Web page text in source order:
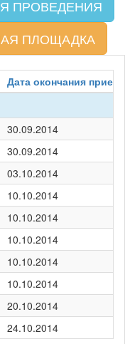
ПРОВЕДЕНИЯ
ПЛОЩАДКА
Дата окончания
30.09.2014
30.09.2014
03.10.2014
10.10.2014
10.10.2014
10.10.2014
10.10.2014
10.10.2014
20.10.2014
24.10.2014